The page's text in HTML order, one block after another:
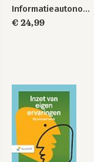
Informatieautonomie
€ 24,99